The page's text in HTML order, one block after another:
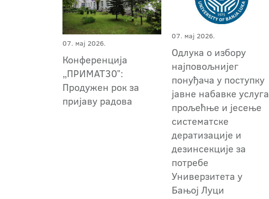
07. мај 2026.
Конференција
„ПРИМАТ30ˮ:
Продужен рок за
пријаву радова
07. мај 2026.
Одлука о избору
најповољнијег
понуђача у поступку
јавне набавке услуга
прољећње и јесење
систематске
дератизације и
дезинсекције за
потребе
Универзитета у
Бањој Луци